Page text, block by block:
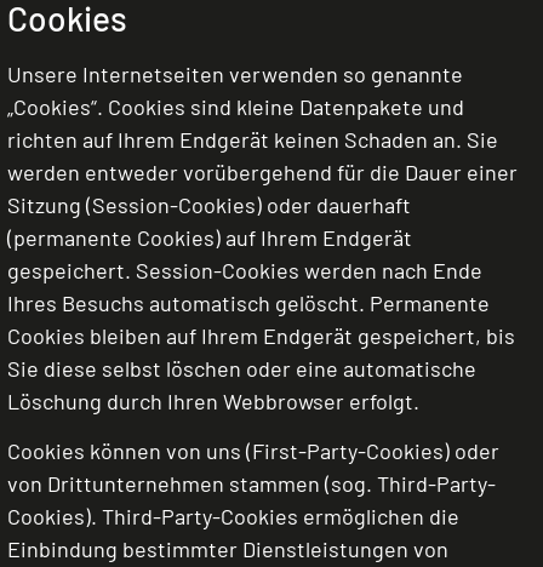
Cookies
Unsere Internetseiten verwenden so genannte
„Cookies“. Cookies sind kleine Datenpakete und
richten auf Ihrem Endgerät keinen Schaden an. Sie
werden entweder vorübergehend für die Dauer einer
Sitzung (Session-Cookies) oder dauerhaft
(permanente Cookies) auf Ihrem Endgerät
gespeichert. Session-Cookies werden nach Ende
Ihres Besuchs automatisch gelöscht. Permanente
Cookies bleiben auf Ihrem Endgerät gespeichert, bis
Sie diese selbst löschen oder eine automatische
Löschung durch Ihren Webbrowser erfolgt.
Cookies können von uns (First-Party-Cookies) oder
von Drittunternehmen stammen (sog. Third-Party-
Cookies). Third-Party-Cookies ermöglichen die
Einbindung bestimmter Dienstleistungen von